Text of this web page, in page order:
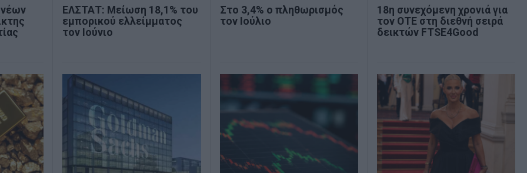
νέων
ΕΛΣΤΑΤ: Μείωση 18,1% του
εμπορικού ελλείμματος
τον Ιούνιο
Στο 3,4% ο πληθωρισμός
τον Ιούλιο
18η συνεχόμενη χρονιά για
τον ΟΤΕ στη διεθνή σειρά
δεικτών FTSE4Good